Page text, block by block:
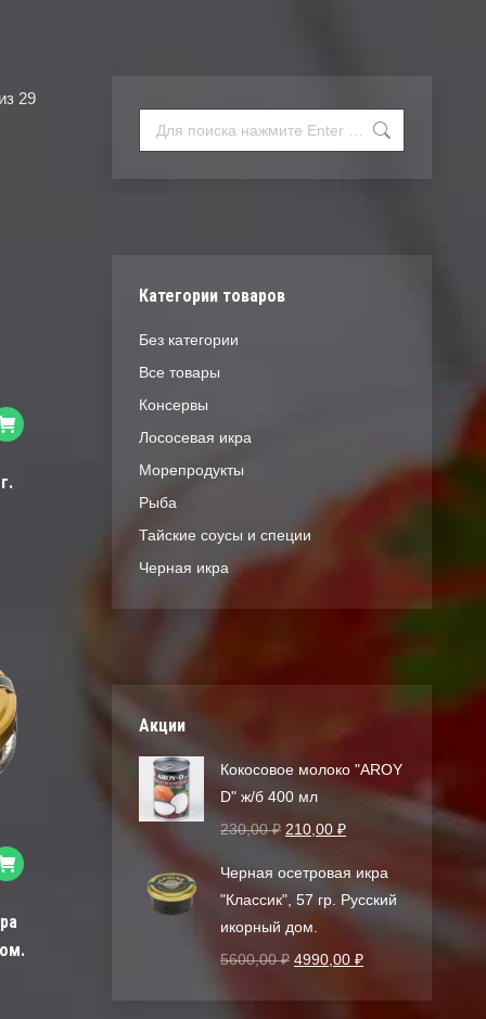
29
Категории товаров
Без категории
Все товары
Консервы
Лососевая икра
Морепродукты
Рыба
Тайские соусы и специи
Черная икра
Акции
Кокосовое молоко "AROY
D" ж/б 400 мл
230,00₽ 210,00 ₽
Черная осетровая икра
"Классик", 57 гр. Русский
икорный дом.
5600,00₽ 4990,00 ₽